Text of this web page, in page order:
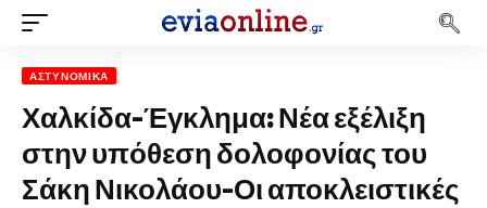
ΑΣΤΥΝΟΜΙΚΆ
Χαλκίδα-Έγκλημα: Νέα εξέλιξη
στην υπόθεση δολοφονίας του
Σάκη Νικολάου-Οι αποκλειστικές